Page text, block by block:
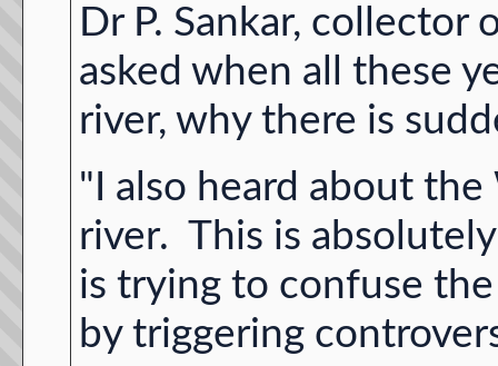
Dr P. Sankar,
asked when all these
river, why there is
"I also heard about
river. This is
is trying to confuse
by triggering